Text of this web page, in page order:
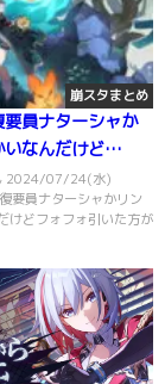
崩スタまとめ
要員ナターシャか
いなんだけど…
2024/07/24(水)
要員ナターシャかリン
けどフォフォ引いた方が